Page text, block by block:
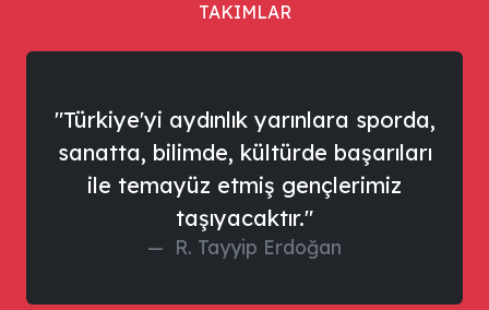
TAKIMLAR
"Türkiye'yi aydınlık yarınlara sporda,
sanatta, bilimde, kültürde başarıları
ile temayüz etmiş gençlerimiz
taşıyacaktır."
R. Tayyip Erdoğan